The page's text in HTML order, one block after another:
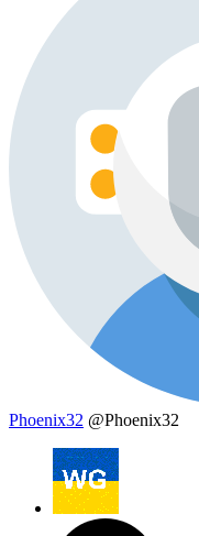
Phoenix32 @Phoenix32